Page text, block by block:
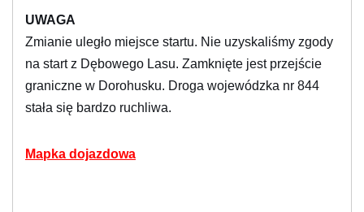
UWAGA
Zmianie uległo miejsce startu. Nie uzyskaliśmy zgody
na start z Dębowego Lasu. Zamknięte jest przejście
graniczne w Dorohusku. Droga wojewódzka nr 844
stała się bardzo ruchliwa.
Mapka dojazdowa